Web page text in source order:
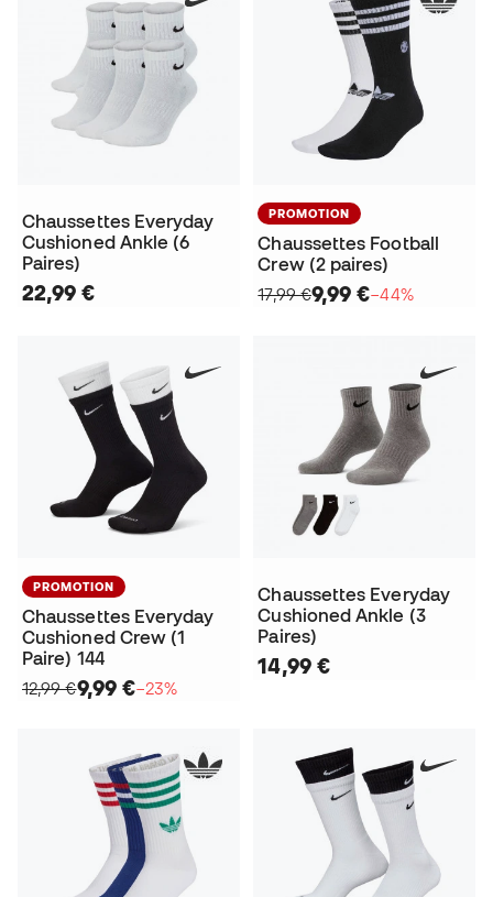
Chaussettes Everyday
Cushioned Ankle (6
Paires)
22,99 €
PROMOTION
Chaussettes Football
Crew (2 paires)
17,99 €9,99 €−44%
PROMOTION
Chaussettes Everyday
Cushioned Crew (1
Paire) 144
12,99 €9,99 €−23%
Chaussettes Everyday
Cushioned Ankle (3
Paires)
14,99 €